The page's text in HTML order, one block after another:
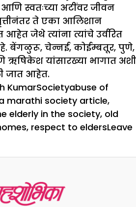
स्वतःच्या अटींवर जीवन
ते एका आलिशान
आहेत जेथे त्यांना त्यांचे उर्वरित
बेंगळुरू, चेन्नई, कोईम्बतूर, पुणे,
ऋषिकेश यांसारख्या भागात अशी
जात आहेत.
KumarCategories
SocietyTags
abuse of
marathi society article,
elderly in the society, old
, respect to eldersLeave